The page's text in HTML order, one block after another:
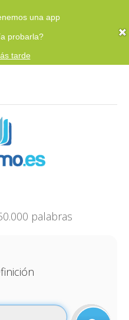
una app
probarla?
tarde
palabras